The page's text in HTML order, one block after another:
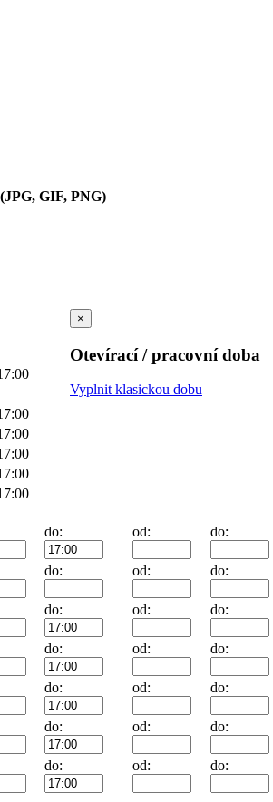
GIF, PNG)
×
Otevírací / pracovní doba
Vyplnit klasickou dobu
do: od: do:
do: od: do:
do: od: do:
do: od: do:
do: od: do:
do: od: do:
do: od: do: